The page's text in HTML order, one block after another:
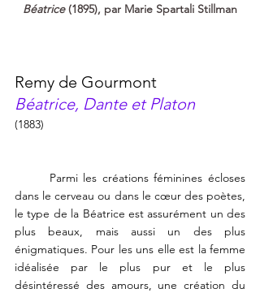
Béatrice (1895), par Marie Spartali Stillman
Remy de Gourmont
Béatrice, Dante et Platon
(1883)
dans le cerveau ou dans le cœur des poètes,
le type de la Béatrice est assurément un des
plus beaux, mais aussi un des plus
énigmatiques. Pour les uns elle est la femme
idéalisée par le plus pur et le plus
désintéressé des amours, une création du